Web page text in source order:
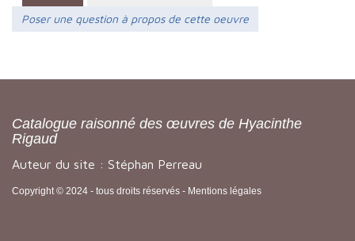
Poser une question à propos de cette oeuvre
Catalogue raisonné des œuvres de Hyacinthe
Rigaud
Auteur du site : Stéphan Perreau
Copyright © 2024 - tous droits réservés - Mentions légales